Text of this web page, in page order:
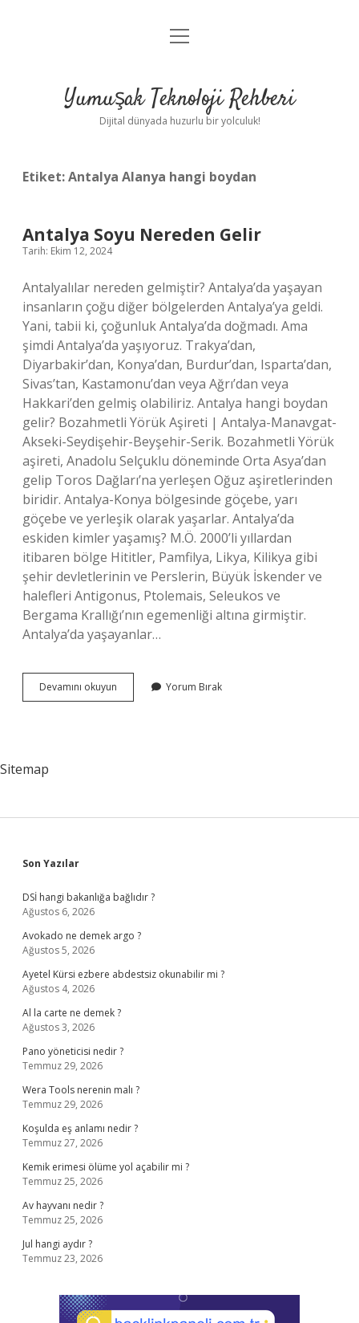
Anasayfa
Yasal Uyarı
menüyü
Yumuşak Teknoloji Rehberi
Dijital dünyada huzurlu bir yolculuk!
Etiket:Antalya Alanya hangi boydan
Antalya Soyu Nereden Gelir
Tarih: Ekim 12, 2024
Antalyalılar nereden gelmiştir? Antalya’da yaşayan
insanların çoğu diğer bölgelerden Antalya’ya geldi.
Yani, tabii ki, çoğunluk Antalya’da doğmadı. Ama
şimdi Antalya’da yaşıyoruz. Trakya’dan,
Diyarbakir’dan, Konya’dan, Burdur’dan, Isparta’dan,
Sivas’tan, Kastamonu’dan veya Ağrı’dan veya
Hakkari’den gelmiş olabiliriz. Antalya hangi boydan
gelir? Bozahmetli Yörük Aşireti | Antalya-Manavgat-
Akseki-Seydişehir-Beyşehir-Serik. Bozahmetli Yörük
aşireti, Anadolu Selçuklu döneminde Orta Asya’dan
gelip Toros Dağları’na yerleşen Oğuz aşiretlerinden
biridir. Antalya-Konya bölgesinde göçebe, yarı
göçebe ve yerleşik olarak yaşarlar. Antalya’da
eskiden kimler yaşamış? M.Ö. 2000’li yıllardan
itibaren bölge Hititler, Pamfilya, Likya, Kilikya gibi
şehir devletlerinin ve Perslerin, Büyük İskender ve
halefleri Antigonus, Ptolemais, Seleukos ve
Bergama Krallığı’nın egemenliği altına girmiştir.
Antalya’da yaşayanlar…
Devamını okuyun
Soyu
Yorum Bırak
Sitemap
Sidebar
Son Yazılar
DSİ hangi bakanlığa bağlıdır ?
Ağustos 6, 2026
Avokado ne demek argo ?
Ağustos 5, 2026
Ayetel Kürsi ezbere abdestsiz okunabilir mi ?
Ağustos 4, 2026
Al la carte ne demek ?
Ağustos 3, 2026
Pano yöneticisi nedir ?
Temmuz 29, 2026
Wera Tools nerenin malı ?
Temmuz 29, 2026
Koşulda eş anlamı nedir ?
Temmuz 27, 2026
Kemik erimesi ölüme yol açabilir mi ?
Temmuz 25, 2026
Av hayvanı nedir ?
Temmuz 25, 2026
Jul hangi aydır ?
Temmuz 23, 2026